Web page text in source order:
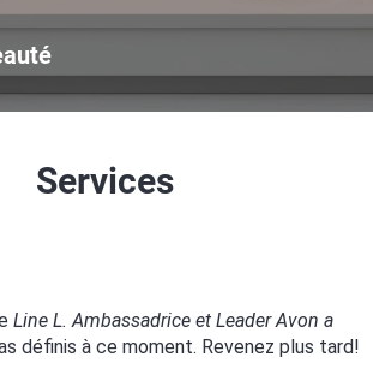
Services
Line L. Ambassadrice et Leader Avon a
définis à ce moment. Revenez plus tard!